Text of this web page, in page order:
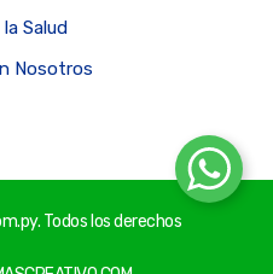
Salud
Nosotros
Todos los derechos